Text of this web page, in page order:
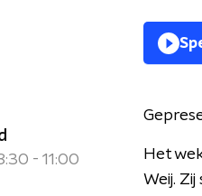
- 11:00
Het
Weij.